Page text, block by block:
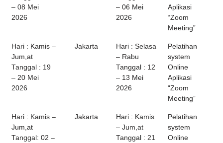
– 08 Mei
2026
– 06 Mei
2026
Aplikasi
“Zoom
Meeting”
Hari : Kamis –
Jum,at
Tanggal : 19
– 20 Mei
2026
Jakarta
Hari : Selasa
– Rabu
Tanggal : 12
– 13 Mei
2026
Pelatihan
system
Online
Aplikasi
“Zoom
Meeting”
Hari : Kamis –
Jum,at
Tanggal: 02 –
Jakarta
Hari : Kamis
– Jum,at
Tanggal : 21
Pelatihan
system
Online